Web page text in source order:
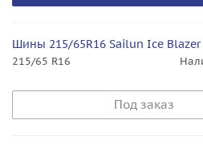
Шины 215/65R16 Sailun Ice Blazer
215/65 R16
Под заказ